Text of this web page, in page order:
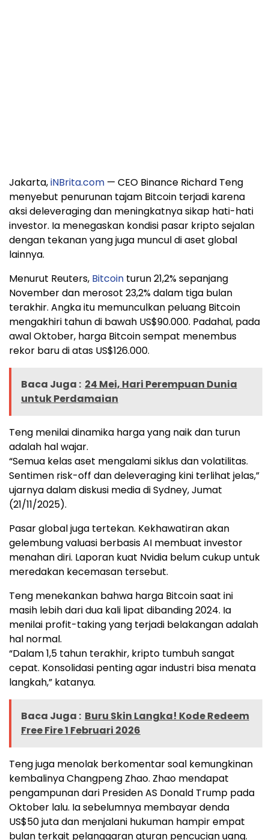
Jakarta,iNBrita.com — CEO Binance Richard Teng
menyebut penurunan tajam Bitcoin terjadi karena
aksi deleveraging dan meningkatnya sikap hati-hati
investor. Ia menegaskan kondisi pasar kripto sejalan
dengan tekanan yang juga muncul di aset global
lainnya.
Menurut Reuters, Bitcoin turun 21,2% sepanjang
November dan merosot 23,2% dalam tiga bulan
terakhir. Angka itu memunculkan peluang Bitcoin
mengakhiri tahun di bawah US$90.000. Padahal, pada
awal Oktober, harga Bitcoin sempat menembus
rekor baru di atas US$126.000.
Baca Juga : 24 Mei, Hari Perempuan Dunia
untuk Perdamaian
Teng menilai dinamika harga yang naik dan turun
adalah hal wajar.
“Semua kelas aset mengalami siklus dan volatilitas.
Sentimen risk-off dan deleveraging kini terlihat jelas,”
ujarnya dalam diskusi media di Sydney, Jumat
(21/11/2025).
Pasar global juga tertekan. Kekhawatiran akan
gelembung valuasi berbasis AI membuat investor
menahan diri. Laporan kuat Nvidia belum cukup untuk
meredakan kecemasan tersebut.
Teng menekankan bahwa harga Bitcoin saat ini
masih lebih dari dua kali lipat dibanding 2024. Ia
menilai profit-taking yang terjadi belakangan adalah
hal normal.
“Dalam 1,5 tahun terakhir, kripto tumbuh sangat
cepat. Konsolidasi penting agar industri bisa menata
langkah,” katanya.
Baca Juga : Buru Skin Langka! Kode Redeem
Free Fire 1 Februari 2026
Teng juga menolak berkomentar soal kemungkinan
kembalinya Changpeng Zhao. Zhao mendapat
pengampunan dari Presiden AS Donald Trump pada
Oktober lalu. Ia sebelumnya membayar denda
US$50 juta dan menjalani hukuman hampir empat
bulan terkait pelanggaran aturan pencucian uang.